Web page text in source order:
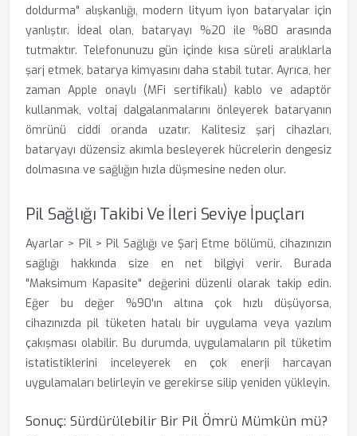
doldurma" alışkanlığı, modern lityum iyon bataryalar için
yanlıştır. İdeal olan, bataryayı %20 ile %80 arasında
tutmaktır. Telefonunuzu gün içinde kısa süreli aralıklarla
şarj etmek, batarya kimyasını daha stabil tutar. Ayrıca, her
zaman Apple onaylı (MFi sertifikalı) kablo ve adaptör
kullanmak, voltaj dalgalanmalarını önleyerek bataryanın
ömrünü ciddi oranda uzatır. Kalitesiz şarj cihazları,
bataryayı düzensiz akımla besleyerek hücrelerin dengesiz
dolmasına ve sağlığın hızla düşmesine neden olur.
Pil Sağlığı Takibi Ve İleri Seviye İpuçları
Ayarlar > Pil > Pil Sağlığı ve Şarj Etme bölümü, cihazınızın
sağlığı hakkında size en net bilgiyi verir. Burada
"Maksimum Kapasite" değerini düzenli olarak takip edin.
Eğer bu değer %90'ın altına çok hızlı düşüyorsa,
cihazınızda pil tüketen hatalı bir uygulama veya yazılım
çakışması olabilir. Bu durumda, uygulamaların pil tüketim
istatistiklerini inceleyerek en çok enerji harcayan
uygulamaları belirleyin ve gerekirse silip yeniden yükleyin.
Sonuç: Sürdürülebilir Bir Pil Ömrü Mümkün mü?